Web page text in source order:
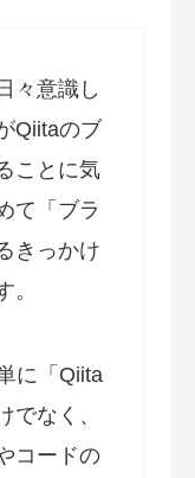
々意識し
Qiitaのブ
ことに気
て「ブラ
きっかけ
。
に「Qiita
でなく、
コードの